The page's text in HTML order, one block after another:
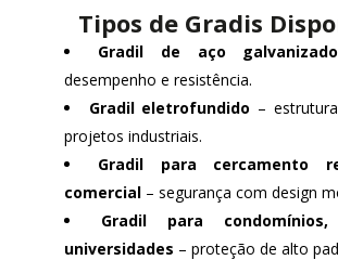
Tipos de Gradis
Gradil de aço galvanizado
desempenho e resistência.
Gradil eletrofundido –
projetos industriais.
Gradil para cercamento
comercial– segurança com design
Gradil para
universidades – proteção de alto